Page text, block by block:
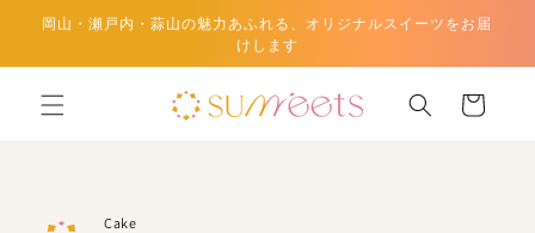
テン
ツに
岡山・瀬戸内・蒜山の魅力あふれる、オリジナルスイーツをお届
けします
ー
ト
Cake